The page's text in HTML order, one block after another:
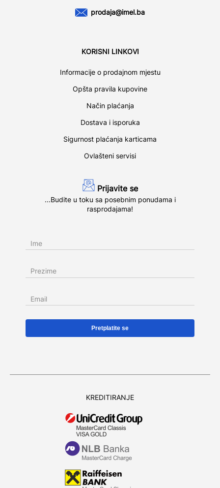
prodaja@imel.ba
KORISNI LINKOVI
Informacije o prodajnom mjestu
Opšta pravila kupovine
Način plaćanja
Dostava i isporuka
Sigurnost plaćanja karticama
Ovlašteni servisi
Prijavite se
...Budite u toku sa posebnim ponudama i
rasprodajama!
Ime
Prezime
Email
KREDITIRANJE